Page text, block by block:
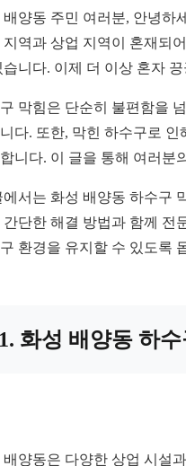
배양동 주민 여러분, 안녕하
지역과 상업 지역이 혼재되
습니다. 이제 더 이상 혼자
막힘은 단순히 불편함을
다. 또한, 막힌 하수구로
니다. 이 글을 통해 여러분
에서는 화성 배양동 하수구
간단한 해결 방법과 함께 전
환경을 유지할 수 있도록
화성 배양동 하
배양동은 다양한 상업 시설